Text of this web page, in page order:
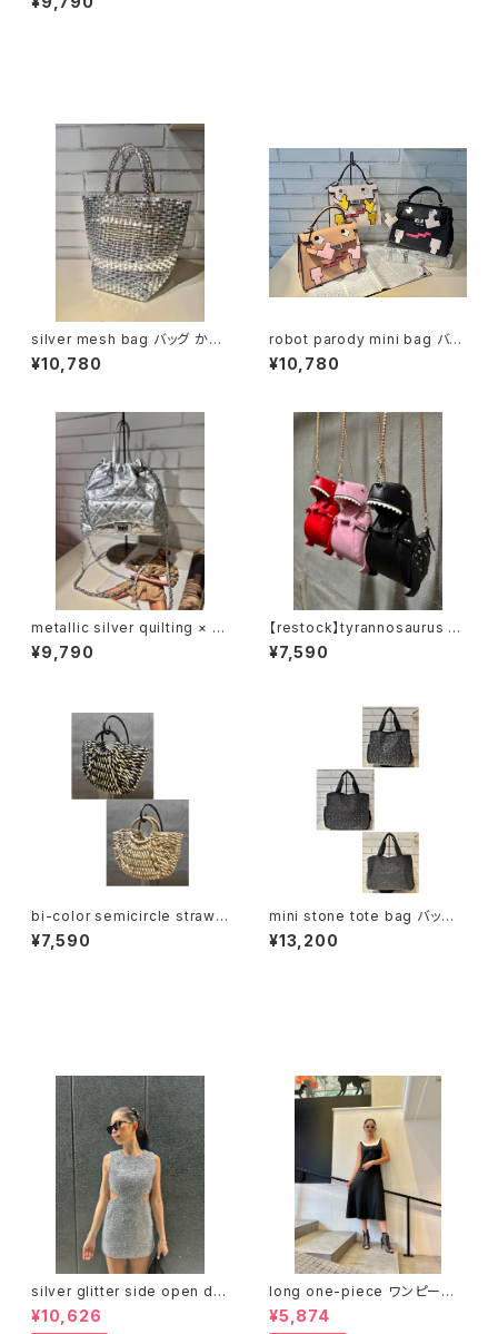
ド ゴールドチェーン ストラップ
silver mesh bag バッグ かば
ん シルバー メッシュ バケツ型
¥10,780
robot parody mini bag バッ
グ かばん ストラップ 斜めがけ
¥10,780
metallic silver quilting × c
hain bag バッグ かばん メタリ
ック シルバー キルティング スト
¥9,790
【restock】tyrannosaurus ×
gold studs bag バッグ かば
ん 恐竜 ゴールド スタッズ チェ
¥7,590
bi-color semicircle straw
bag バッグ かばん かごバッグ
バイカラー 半円 夏
¥7,590
mini stone tote bag バッグ
トートバッグ キラキラ ストーン
ストラップ ポケット 実用的
¥13,200
silver glitter side open de
sign mini one-piece ワンピ
ース ミニワンピ ドレス シルバー
¥10,626
long one-piece ワンピース
ワンピ 重ね着風 ブラック 黒 ス
トレッチ
¥5,874